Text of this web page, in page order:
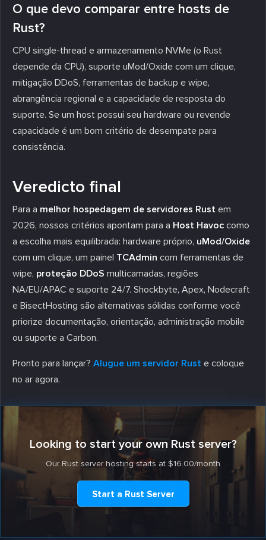
O que devo comparar entre hosts de
Rust?
CPU single-thread e armazenamento NVMe (o Rust
depende da CPU), suporte uMod/Oxide com um clique,
mitigação DDoS, ferramentas de backup e wipe,
abrangência regional e a capacidade de resposta do
suporte. Se um host possui seu hardware ou revende
capacidade é um bom critério de desempate para
consistência.
Veredicto final
Para a melhor hospedagem de servidores Rust em
2026, nossos critérios apontam para a Host Havoc como
a escolha mais equilibrada: hardware próprio, uMod/Oxide
com um clique, um painel TCAdmin com ferramentas de
wipe, proteção DDoS multicamadas, regiões
NA/EU/APAC e suporte 24/7. Shockbyte, Apex, Nodecraft
e BisectHosting são alternativas sólidas conforme você
priorize documentação, orientação, administração mobile
ou suporte a Carbon.
Pronto para lançar? Alugue um servidor Rust e coloque
no ar agora.
Looking to start your own Rust server?
Our Rust server hosting starts at $16.00/month
Start a Rust Server